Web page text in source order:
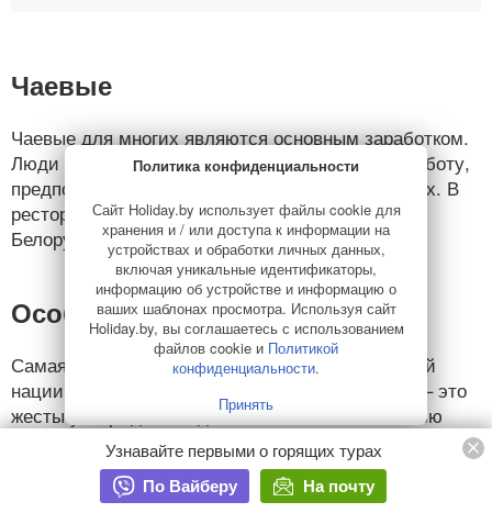
Чаевые
Чаевые для многих являются основным заработком.
Люди идут на заведомо низкооплачиваемую работу,
предполагая свой будущий доход в виде чаевых. В
ресторане они - 4-7 евро, горничным - 1-2 евро.
Белорусы редко дают «на чай».
Особенности страны и нации
Самая ярко выраженная особенность болгарской
нации, с которой сталкивается каждый турист, – это
жесты утверждения «да» и «нет». Они полностью
противоположны нашим жестам: знак согласия –
качание головой слева направо (как наше «нет»),
отрицание – кивание головой (как наше «да»).
Узнавайте первыми о горящих турах
По Вайберу На почту
Политика конфиденциальности
Сайт Holiday.by использует файлы cookie для
хранения и / или доступа к информации на
устройствах и обработки личных данных,
включая уникальные идентификаторы,
информацию об устройстве и информацию о
ваших шаблонах просмотра. Используя сайт
Holiday.by, вы соглашаетесь с использованием
файлов cookie и Политикой
конфиденциальности.
Принять